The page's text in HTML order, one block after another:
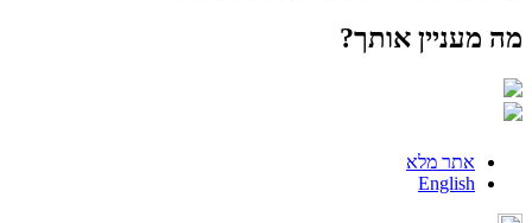
מה מעניין אותך?
אתר מלא
English